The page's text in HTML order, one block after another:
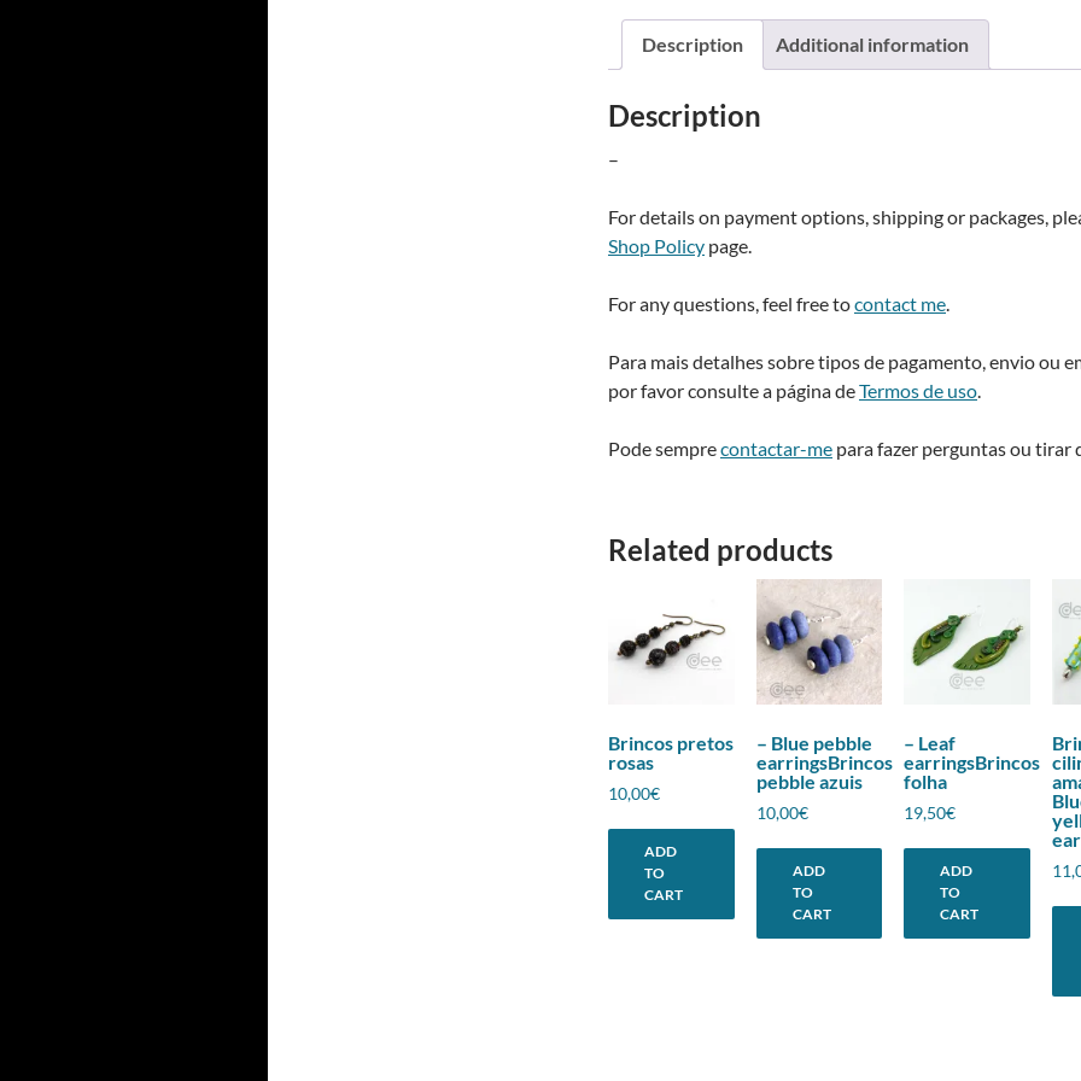
i
Description Additional information
Description
–
For details on payment options, shipping or packages,
Shop Policy page.
For any questions, feel free tocontact me
Para mais detalhes sobre tipos de pagamento, envio ou
por favor consulte a página deTermos de uso
Pode semprecontactar-me para fazer perguntas ou tirar
Related products
Brincos pretos
rosas
10,00€
ADD
TO
CART
– Blue pebble
earringsBrincos
pebble azuis
10,00€
ADD
TO
CART
– Leaf
earringsBrincos
folha
19,50€
ADD
TO
CART